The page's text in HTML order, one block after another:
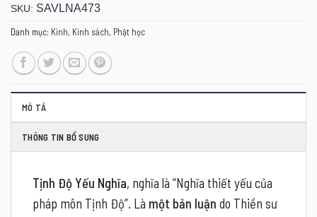
SKU: SAVLNA473
Danh mục: Kinh, Kinh sách, Phật học
MÔ TẢ
THÔNG TIN BỔ SUNG
Tịnh Độ Yếu Nghĩa, nghĩa là “Nghĩa thiết yếu của
pháp môn Tịnh Độ”. Là một bản luận do Thiền sư